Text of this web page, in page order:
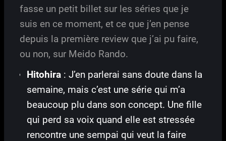
fasse un petit billet sur les séries que je
suis en ce moment, et ce que j’en pense
depuis la première review que j’ai pu faire,
ou non, sur Meido Rando.
Hitohira: J’en parlerai sans doute dans la
semaine, mais c’est une série qui m’a
beaucoup plu dans son concept. Une fille
qui perd sa voix quand elle est stressée
rencontre une sempai qui veut la faire